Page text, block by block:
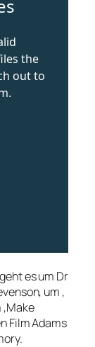
es um Dr
um ‚
Film Adams